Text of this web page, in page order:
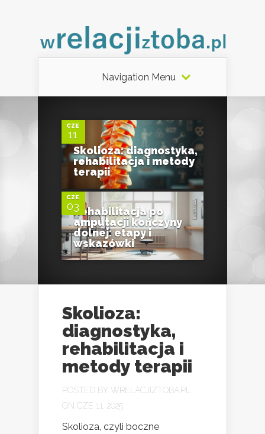
Navigation Menu
CZE
11
Skolioza: diagnostyka,
rehabilitacja i metody
terapii
CZE
03
0
Rehabilitacja po
amputacji kończyny
dolnej: etapy i
wskazówki
Skolioza:
diagnostyka,
rehabilitacja i
metody terapii
POSTED BY WRELACJIZTOBA.PL
ON CZE 11, 2025
Skolioza, czyli boczne